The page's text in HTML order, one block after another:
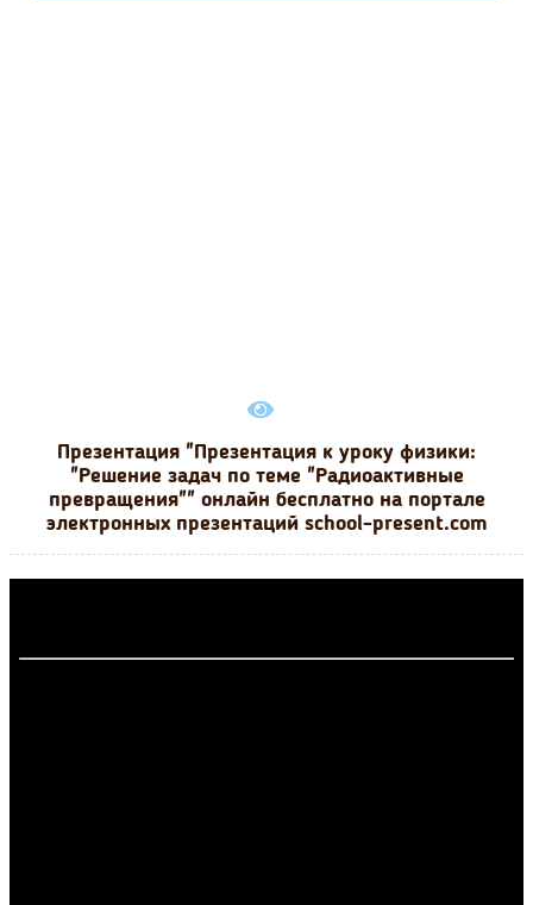
Презентация "Презентация к уроку физики:
"Решение задач по теме "Радиоактивные
превращения"" онлайн бесплатно на портале
электронных презентаций school-present.com